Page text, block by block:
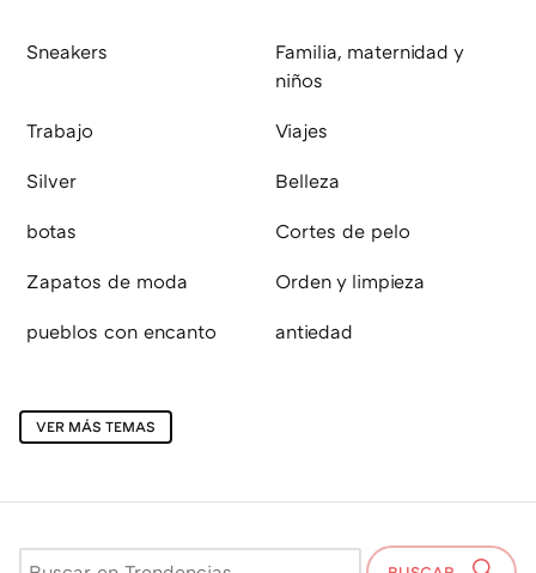
Sneakers
Familia, maternidad y
niños
Trabajo Viajes
Silver Belleza
botas Cortes de pelo
Zapatos de moda Orden y limpieza
pueblos con encanto antiedad
VER MÁS TEMAS